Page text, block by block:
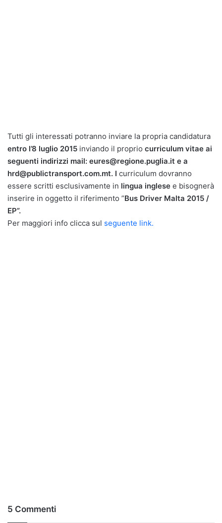
Tutti gli interessati potranno inviare la propria candidatura
entro l’8 luglio 2015 inviando il proprio curriculum vitae ai
seguenti indirizzi mail: eures@regione.puglia.it e a
hrd@publictransport.com.mt. I curriculum dovranno
essere scritti esclusivamente in lingua inglese e bisognerà
inserire in oggetto il riferimento ”Bus Driver Malta 2015 /
EP”.
Per maggiori info clicca sul seguente link.
5 Commenti